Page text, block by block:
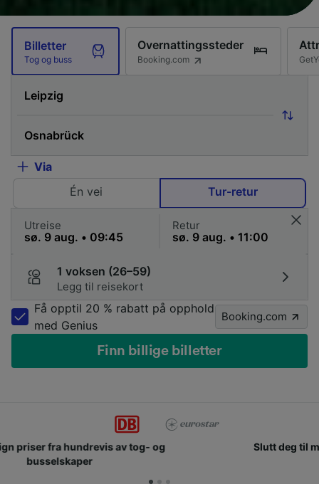
Billetter
Tog og buss
Overnattingssteder
Booking.com
Via
Én vei
Tur-retur
Utreise Retur
1 voksen (26–59)
Legg til reisekort
Få opptil 20 % rabatt på opphold
med Genius
Booking.com
Finn billige billetter
Slutt deg til millioner av mennesker som bruker oss